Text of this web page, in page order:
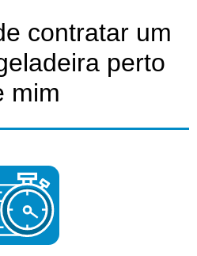
contratar um
perto
mim